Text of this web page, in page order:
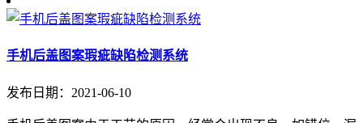
手机后盖图案瑕疵缺陷检测系统
发布日期：2021-06-10